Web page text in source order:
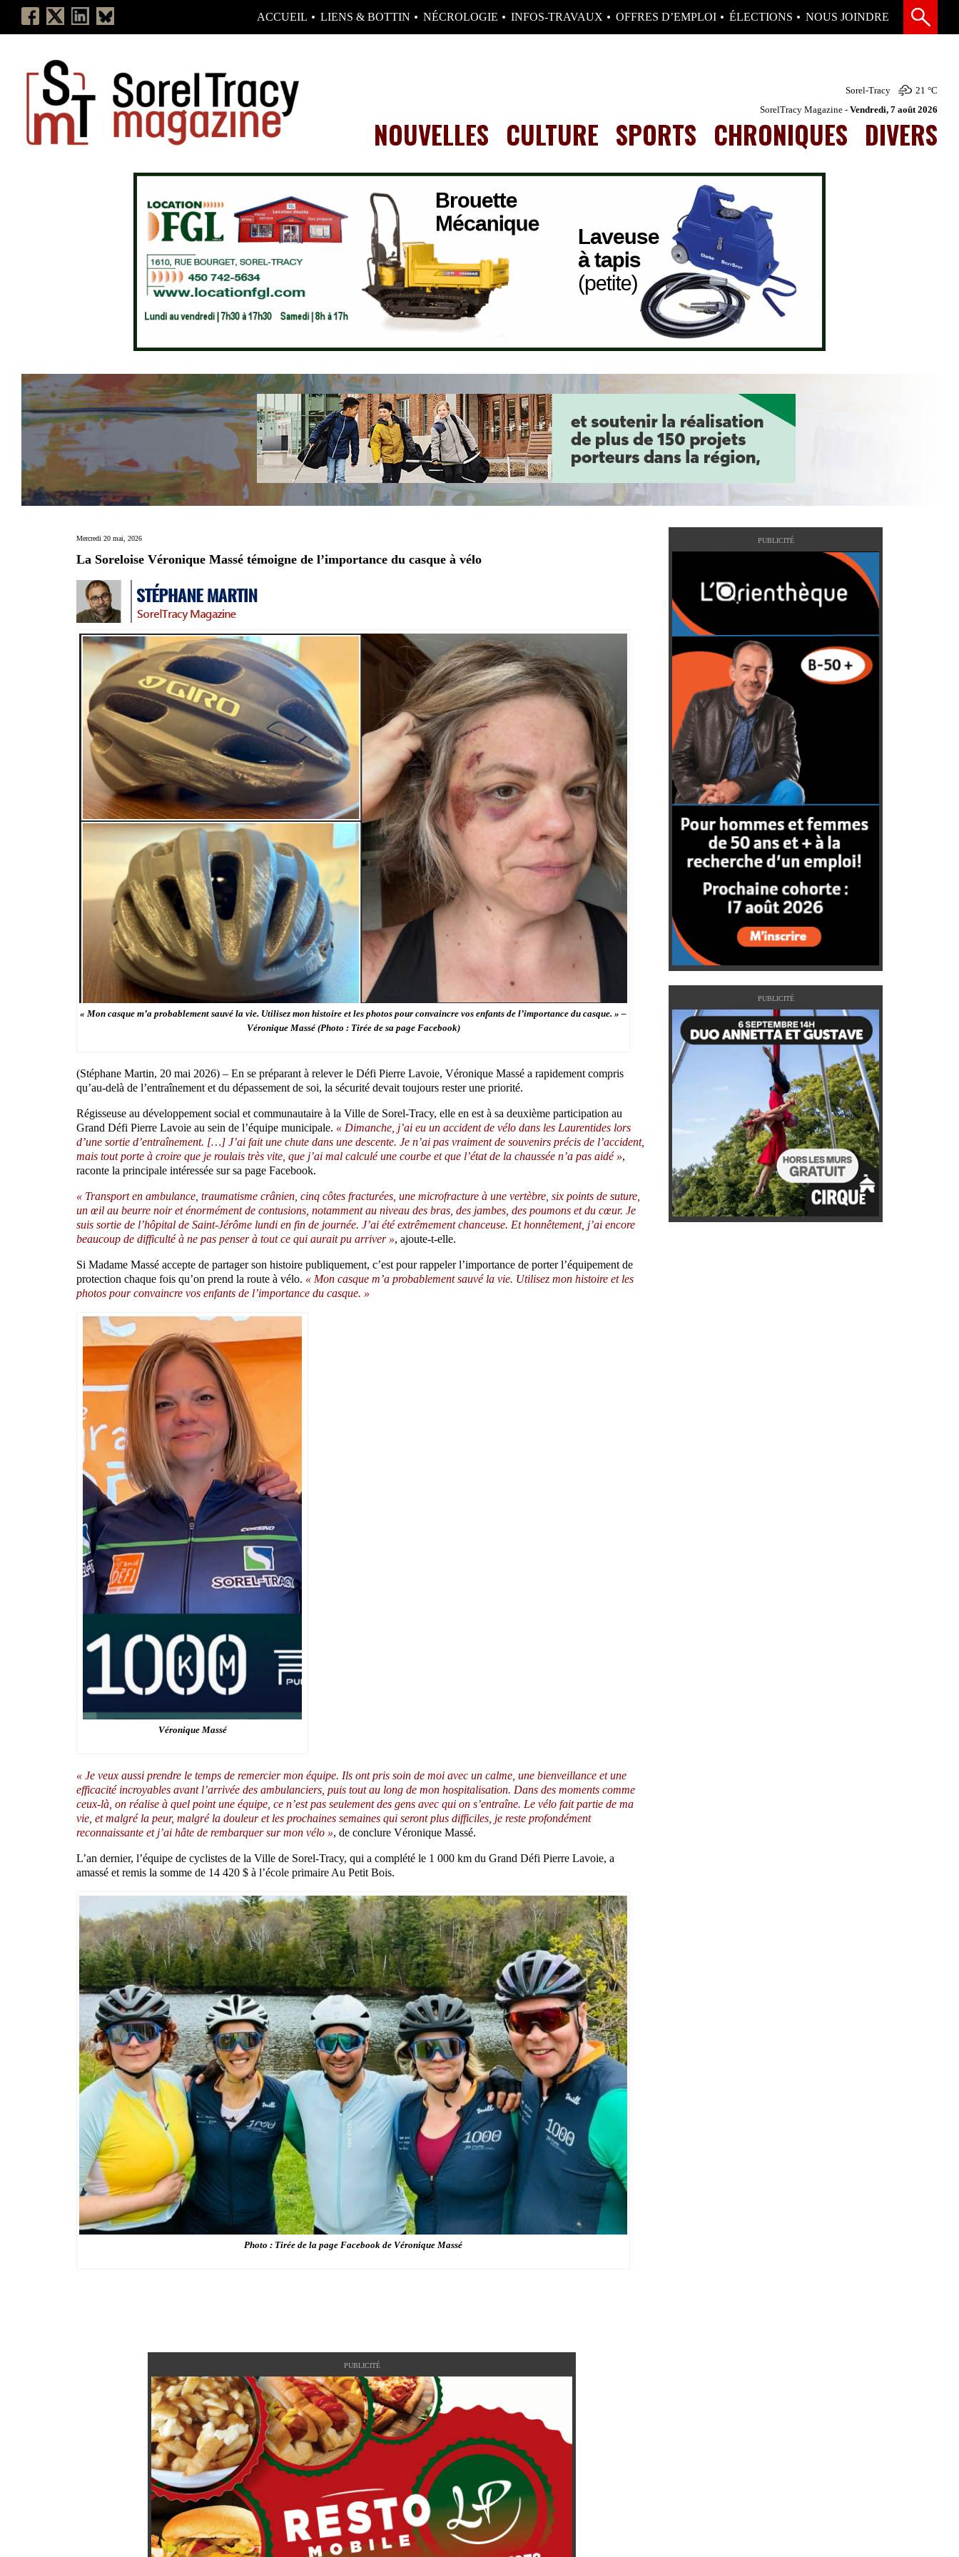
ACCUEIL LIENS & BOTTIN NÉCROLOGIE INFOS-TRAVAUX OFFRES D’EMPLOI ÉLECTIONS NOUS JOINDRE
Sorel-Tracy 21 °C
SorelTracy Magazine - Vendredi, 7 août 2026
NOUVELLES CULTURE SPORTS CHRONIQUES DIVERS
Mercredi 20 mai, 2026
La Soreloise Véronique Massé témoigne de l’importance du casque à vélo
« Mon casque m’a probablement sauvé la vie. Utilisez mon histoire et les photos pour convaincre vos enfants de l’importance du casque. » –
Véronique Massé (Photo : Tirée de sa page Facebook)
(Stéphane Martin, 20 mai 2026) – En se préparant à relever le Défi Pierre Lavoie, Véronique Massé a rapidement compris
qu’au-delà de l’entraînement et du dépassement de soi, la sécurité devait toujours rester une priorité.
Régisseuse au développement social et communautaire à la Ville de Sorel-Tracy, elle en est à sa deuxième participation au
Grand Défi Pierre Lavoie au sein de l’équipe municipale. « Dimanche, j’ai eu un accident de vélo dans les Laurentides lors
d’une sortie d’entraînement. […] J’ai fait une chute dans une descente. Je n’ai pas vraiment de souvenirs précis de l’accident,
mais tout porte à croire que je roulais très vite, que j’ai mal calculé une courbe et que l’état de la chaussée n’a pas aidé »,
raconte la principale intéressée sur sa page Facebook.
« Transport en ambulance, traumatisme crânien, cinq côtes fracturées, une microfracture à une vertèbre, six points de suture,
un œil au beurre noir et énormément de contusions, notamment au niveau des bras, des jambes, des poumons et du cœur. Je
suis sortie de l’hôpital de Saint-Jérôme lundi en fin de journée. J’ai été extrêmement chanceuse. Et honnêtement, j’ai encore
beaucoup de difficulté à ne pas penser à tout ce qui aurait pu arriver », ajoute-t-elle.
Si Madame Massé accepte de partager son histoire publiquement, c’est pour rappeler l’importance de porter l’équipement de
protection chaque fois qu’on prend la route à vélo. « Mon casque m’a probablement sauvé la vie. Utilisez mon histoire et les
photos pour convaincre vos enfants de l’importance du casque. »
Véronique Massé
« Je veux aussi prendre le temps de remercier mon équipe. Ils ont pris soin de moi avec un calme, une bienveillance et une
efficacité incroyables avant l’arrivée des ambulanciers, puis tout au long de mon hospitalisation. Dans des moments comme
ceux-là, on réalise à quel point une équipe, ce n’est pas seulement des gens avec qui on s’entraîne. Le vélo fait partie de ma
vie, et malgré la peur, malgré la douleur et les prochaines semaines qui seront plus difficiles, je reste profondément
reconnaissante et j’ai hâte de rembarquer sur mon vélo », de conclure Véronique Massé.
L’an dernier, l’équipe de cyclistes de la Ville de Sorel-Tracy, qui a complété le 1 000 km du Grand Défi Pierre Lavoie, a
amassé et remis la somme de 14 420 $ à l’école primaire Au Petit Bois.
Photo : Tirée de la page Facebook de Véronique Massé
PUBLICITÉ
PUBLICITÉ
PUBLICITÉ